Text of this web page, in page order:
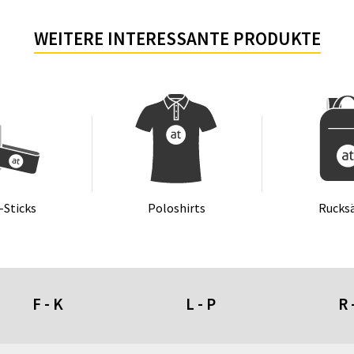
WEITERE INTERESSANTE PRODUKTE
Sticks Po­lo­shirts
F - K L - P R